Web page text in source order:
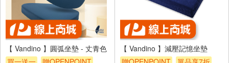
【 Vandino 】圓弧坐墊 - 丈青色
【 Vandino 】減壓記憶坐墊